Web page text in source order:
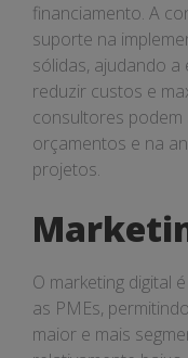
financiamento. A
suporte na
sólidas, ajudando a
reduzir custos e
consultores
orçamentos e na
projetos.
O marketing digital
as PMEs,
maior e mais